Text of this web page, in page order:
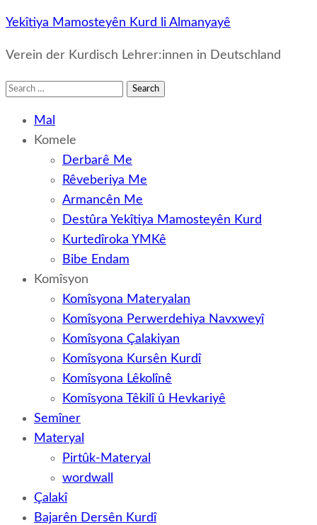
Yekîtiya Mamosteyên Kurd li Almanyayê
Verein der Kurdisch Lehrer:innen in Deutschland
Search
Mal
Komele
Derbarê Me
Rêveberiya Me
Armancên Me
Destûra Yekîtiya Mamosteyên Kurd
Kurtedîroka YMKê
Bibe Endam
Komîsyon
Komîsyona Materyalan
Komîsyona Perwerdehiya Navxweyî
Komîsyona Çalakiyan
Komîsyona Kursên Kurdî
Komîsyona Lêkolînê
Komîsyona Têkilî û Hevkariyê
Semîner
Materyal
Pirtûk-Materyal
wordwall
Çalakî
Bajarên Dersên Kurdî